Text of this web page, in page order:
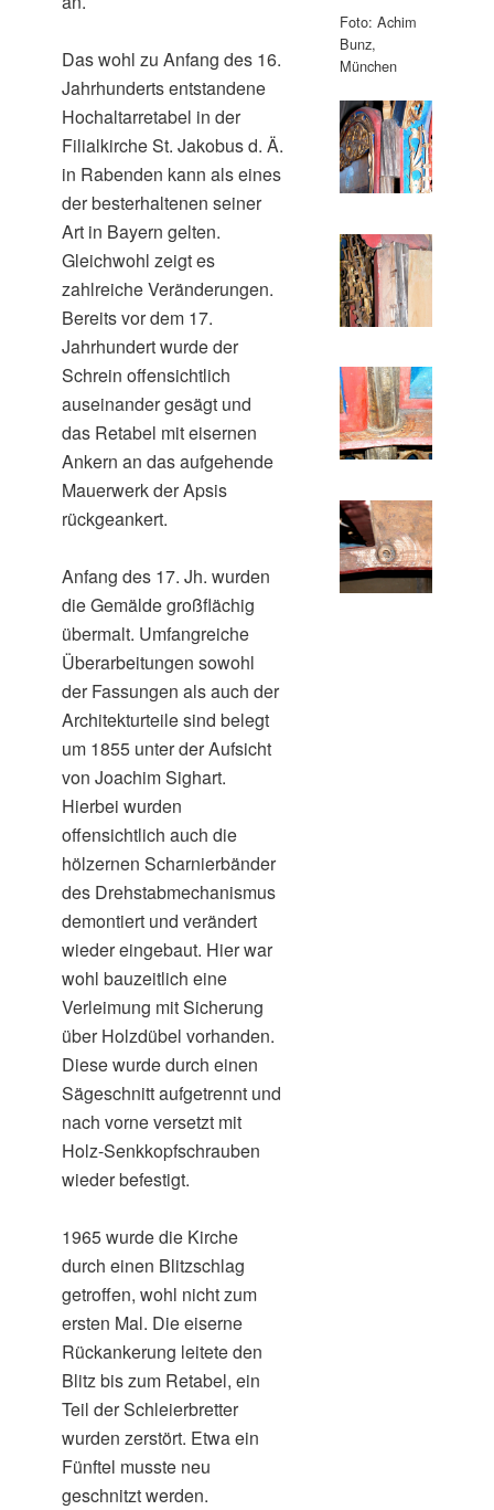
Das wohl zu Anfang des 16.
Jahrhunderts entstandene
Hochaltarretabel in der
Filialkirche St. Jakobus d. Ä.
in Rabenden kann als eines
der besterhaltenen seiner
Art in Bayern gelten.
Gleichwohl zeigt es
zahlreiche Veränderungen.
Bereits vor dem 17.
Jahrhundert wurde der
Schrein offensichtlich
auseinander gesägt und
das Retabel mit eisernen
Ankern an das aufgehende
Mauerwerk der Apsis
rückgeankert.
Anfang des 17. Jh. wurden
die Gemälde großflächig
übermalt. Umfangreiche
Überarbeitungen sowohl
der Fassungen als auch der
Architekturteile sind belegt
um 1855 unter der Aufsicht
von Joachim Sighart.
Hierbei wurden
offensichtlich auch die
hölzernen Scharnierbänder
des Drehstabmechanismus
demontiert und verändert
wieder eingebaut. Hier war
wohl bauzeitlich eine
Verleimung mit Sicherung
über Holzdübel vorhanden.
Diese wurde durch einen
Sägeschnitt aufgetrennt und
nach vorne versetzt mit
Holz-Senkkopfschrauben
wieder befestigt.
1965 wurde die Kirche
durch einen Blitzschlag
getroffen, wohl nicht zum
ersten Mal. Die eiserne
Rückankerung leitete den
Blitz bis zum Retabel, ein
Teil der Schleierbretter
wurden zerstört. Etwa ein
Fünftel musste neu
geschnitzt werden.
Foto: Achim
Bunz,
München